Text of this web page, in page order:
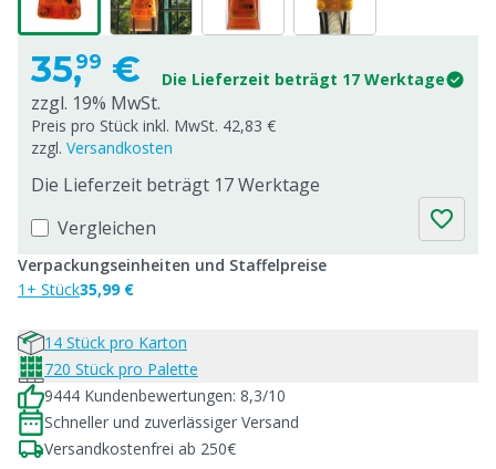
35,99 € Die Lieferzeit beträgt 17 Werktage
zzgl. 19% MwSt.
Preis pro Stück inkl. MwSt. 42,83 €
zzgl. Versandkosten
Die Lieferzeit beträgt 17 Werktage
Vergleichen
Verpackungseinheiten und Staffelpreise
1+ Stück35,99 €
14 Stück pro Karton
720 Stück pro Palette
9444 Kundenbewertungen: 8,3/10
Schneller und zuverlässiger Versand
Versandkostenfrei ab 250€